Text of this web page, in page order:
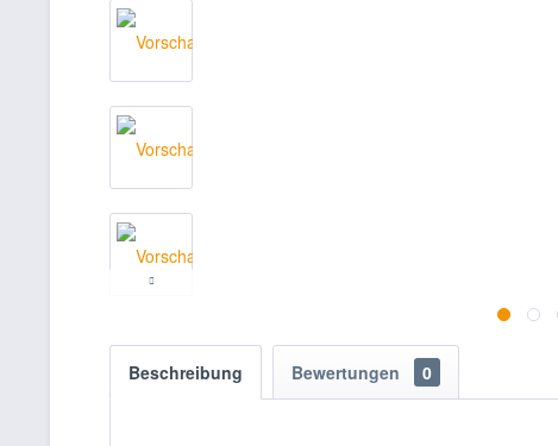
Beschreibung Bewertungen 0